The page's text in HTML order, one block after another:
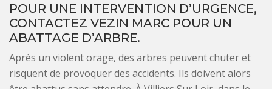
POUR UNE INTERVENTION D’URGENCE,
CONTACTEZ VEZIN MARC POUR UN
ABATTAGE D’ARBRE.
Après un violent orage, des arbres peuvent chuter et
risquent de provoquer des accidents. Ils doivent alors